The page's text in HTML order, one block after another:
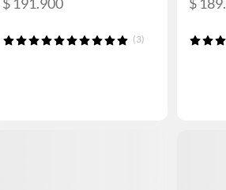
(3)